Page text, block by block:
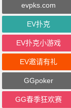
evpks.com
EV扑克
EV扑克小游戏
EV邀请有礼
GGpoker
GG春季狂欢赛